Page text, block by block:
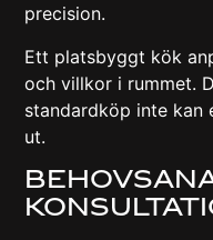
precision.
Ett platsbyggt kök
och villkor i rummet.
standardköp inte kan
ut.